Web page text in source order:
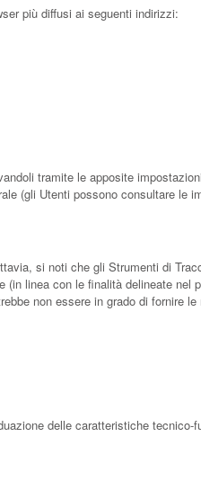
più diffusi ai seguenti indirizzi:
tramite le apposite
(gli Utenti possono consultare le
si noti che gli Strumenti di
linea con le finalità delineate nel
non essere in grado di fornire
delle caratteristiche tecnico-